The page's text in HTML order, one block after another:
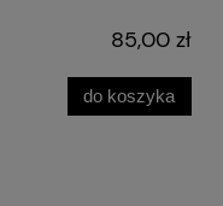
85,00 zł
do koszyka